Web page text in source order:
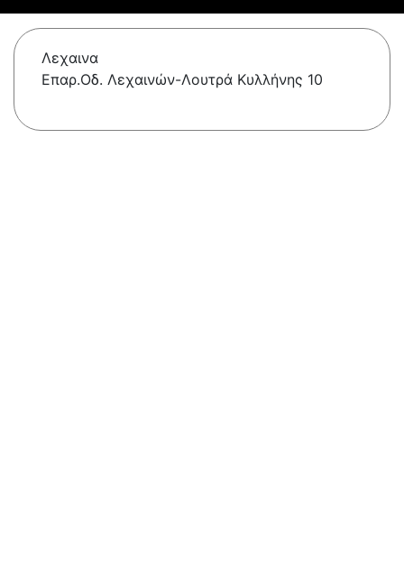
Λεχαινα
Επαρ.Οδ. Λεχαινών-Λουτρά Κυλλήνης 10